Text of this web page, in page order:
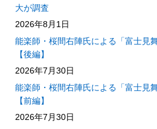
大が調査
2026年8月1日
能楽師・桜間右陣氏による「富士見
【後編】
2026年7月30日
能楽師・桜間右陣氏による「富士見
【前編】
2026年7月30日